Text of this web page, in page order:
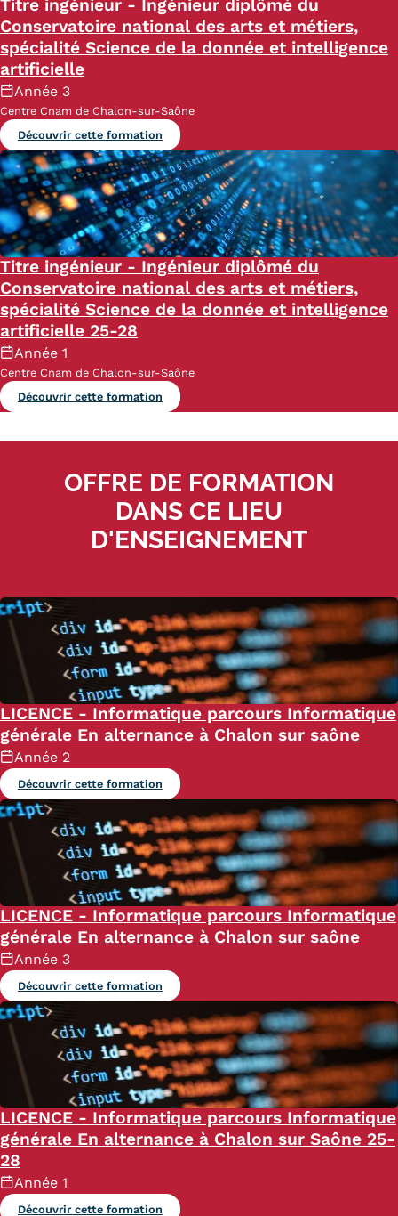
Titre ingénieur - Ingénieur diplômé du
Conservatoire national des arts et métiers,
spécialité Science de la donnée et intelligence
artificielle
Année 3
Centre Cnam de Chalon-sur-Saône
Découvrir cette formation
Titre ingénieur - Ingénieur diplômé du
Conservatoire national des arts et métiers,
spécialité Science de la donnée et intelligence
artificielle 25-28
Année 1
Centre Cnam de Chalon-sur-Saône
Découvrir cette formation
OFFRE DE FORMATION
DANS CE LIEU
D'ENSEIGNEMENT
LICENCE - Informatique parcours Informatique
générale En alternance à Chalon sur saône
Année 2
Découvrir cette formation
LICENCE - Informatique parcours Informatique
générale En alternance à Chalon sur saône
Année 3
Découvrir cette formation
LICENCE - Informatique parcours Informatique
générale En alternance à Chalon sur Saône 25-
28
Année 1
Découvrir cette formation